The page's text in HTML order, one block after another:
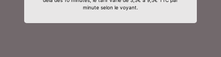
minute selon le voyant.